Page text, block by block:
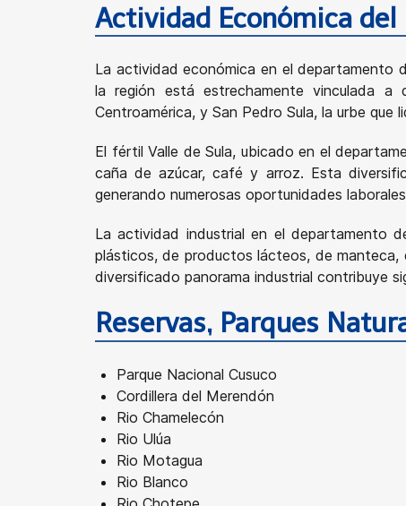
Actividad Económica
La actividad económica en el departamento
la región está estrechamente vinculada
Centroamérica, y San Pedro Sula, la urbe
El fértil Valle de Sula, ubicado en el
caña de azúcar, café y arroz. Esta
generando numerosas oportunidades
La actividad industrial en el departamento
plásticos, de productos lácteos, de
diversificado panorama industrial contribuye
Reservas, Parques
Parque Nacional Cusuco
Cordillera del Merendón
Rio Chamelecón
Rio Ulúa
Rio Motagua
Rio Blanco